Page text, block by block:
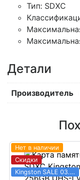
Тип: SDXC
Детали
Производитель
Нет в наличии
Скидки
Kingston SALE 03.06 - 31.08